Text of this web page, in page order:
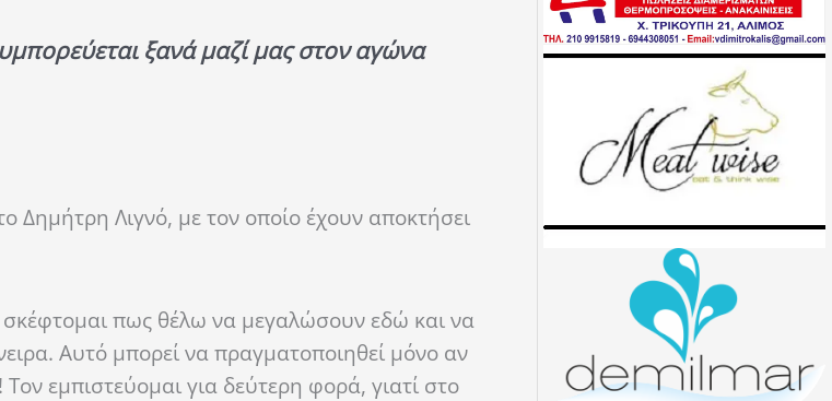
ξανά μαζί μας στον αγώνα
Δημήτρη Λιγνό, με τον οποίο έχουν αποκτήσει
πως θέλω να μεγαλώσουν εδώ και να
Αυτό μπορεί να πραγματοποιηθεί μόνο αν
εμπιστεύομαι για δεύτερη φορά, γιατί στο